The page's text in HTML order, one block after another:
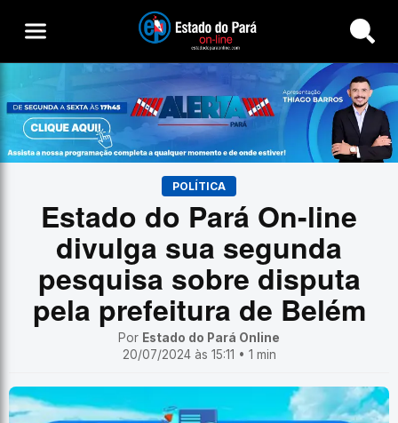
Buscar
POLÍTICA
Estado do Pará On-line
divulga sua segunda
pesquisa sobre disputa
pela prefeitura de Belém
Por Estado do Pará Online
20/07/2024 às 15:11 • 1 min